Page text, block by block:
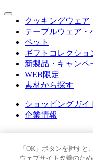
クッキングウェア
テーブルウェア・
ペット
ギフトコレクショ
新製品・キャンペ
WEB限定
素材から探す
ショッピングガイ
企業情報
「OK」ボタンを押すと
ウェブサイト改善のた